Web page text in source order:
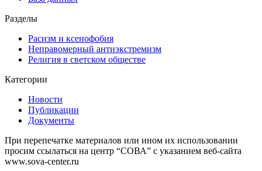
Разделы
Расизм и ксенофобия
Неправомерный антиэкстремизм
Религия в светском обществе
Категории
Новости
Публикации
Документы
При перепечатке материалов или ином их использовании
просим ссылаться на центр “СОВА” с указанием веб-сайта
www.sova-center.ru